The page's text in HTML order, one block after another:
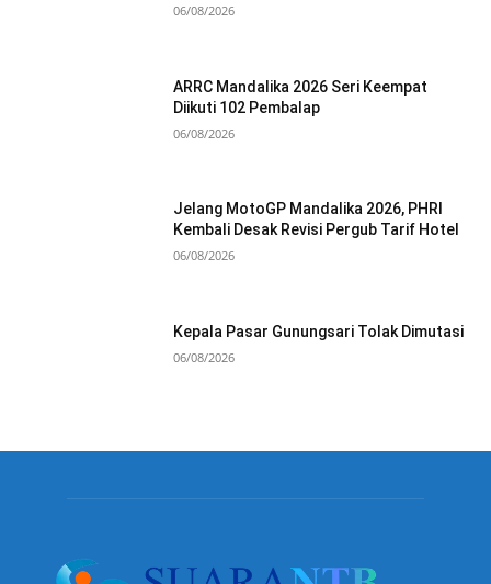
06/08/2026
ARRC Mandalika 2026 Seri Keempat
Diikuti 102 Pembalap
06/08/2026
Jelang MotoGP Mandalika 2026, PHRI
Kembali Desak Revisi Pergub Tarif Hotel
06/08/2026
Kepala Pasar Gunungsari Tolak Dimutasi
06/08/2026